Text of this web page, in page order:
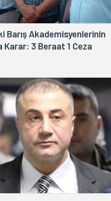
Barış Akademisyenlerinin
Karar: 3 Beraat 1 Ceza